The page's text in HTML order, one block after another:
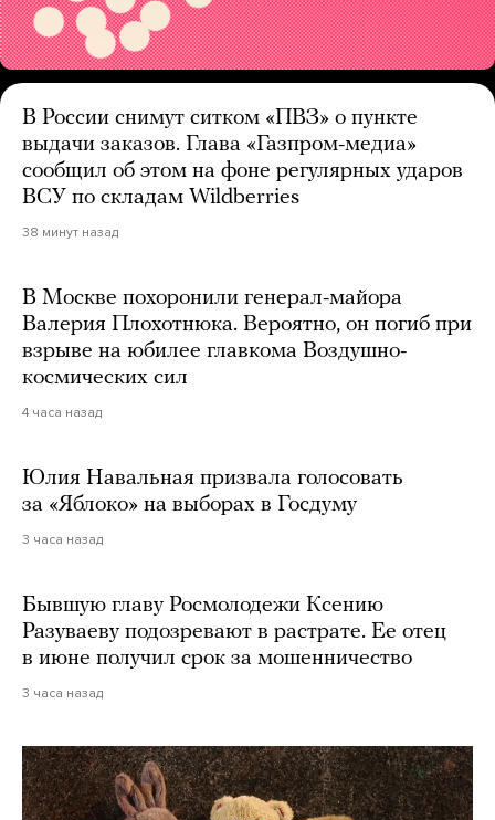
В России снимут ситком «ПВЗ» о пункте
выдачи заказов. Глава «Газпром-медиа»
сообщил об этом на фоне регулярных ударов
ВСУ по складам Wildberries
38 минут назад
В Москве похоронили генерал-майора
Валерия Плохотнюка. Вероятно, он погиб при
взрыве на юбилее главкома Воздушно-
космических сил
4 часа назад
Юлия Навальная призвала голосовать
за «Яблоко» на выборах в Госдуму
3 часа назад
Бывшую главу Росмолодежи Ксению
Разуваеву подозревают в растрате. Ее отец
в июне получил срок за мошенничество
3 часа назад